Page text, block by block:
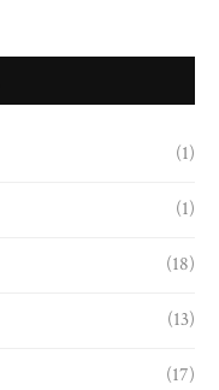
(1)
(1)
(18)
(13)
(17)